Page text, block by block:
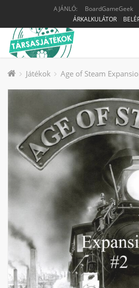
AJÁNLÓ: BoardGameGeek
ÁRKALKULÁTOR
Játékok Age of Steam Expansion #2: Western